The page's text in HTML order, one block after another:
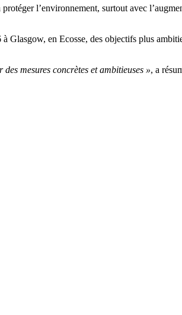
l’environnement, surtout avec
en Ecosse, des objectifs plus
mesures concrètes et ambitieuses », a